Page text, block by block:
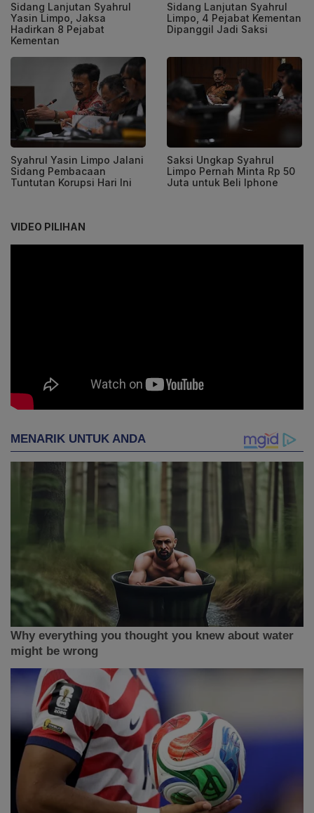
Sidang Lanjutan Syahrul
Yasin Limpo, Jaksa
Hadirkan 8 Pejabat
Kementan
Sidang Lanjutan Syahrul
Limpo, 4 Pejabat Kementan
Dipanggil Jadi Saksi
Syahrul Yasin Limpo Jalani
Sidang Pembacaan
Tuntutan Korupsi Hari Ini
Saksi Ungkap Syahrul
Limpo Pernah Minta Rp 50
Juta untuk Beli Iphone
VIDEO PILIHAN